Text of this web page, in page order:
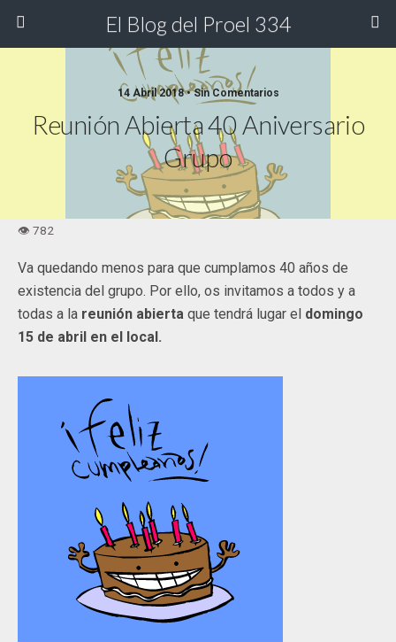
El Blog del Proel 334
14 Abril 2018 • Sin Comentarios
Reunión Abierta 40 Aniversario
Grupo
Va quedando menos para que cumplamos 40 años de
existencia del grupo. Por ello, os invitamos a todos y a
todas a la reunión abierta que tendrá lugar el domingo
15 de abril en el local.